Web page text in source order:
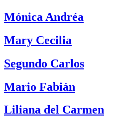
Mónica Andréa
Mary Cecilia
Segundo Carlos
Mario Fabián
Liliana del Carmen